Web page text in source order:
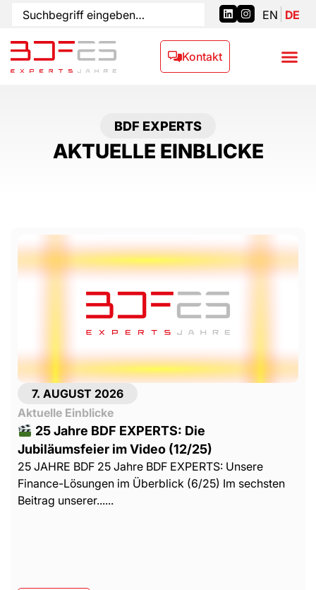
EN DE
Kontakt
BDF EXPERTS
AKTUELLE EINBLICKE
7. AUGUST 2026
Aktuelle Einblicke
25 Jahre BDF EXPERTS: Die
Jubiläumsfeier im Video (12/25)
25 JAHRE BDF 25 Jahre BDF EXPERTS: Unsere
Finance-Lösungen im Überblick (6/25) Im sechsten
Beitrag unserer......